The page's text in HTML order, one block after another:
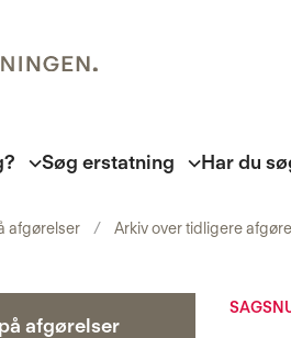
Søg erstatning Har du
afgørelser Arkiv over tidligere
afgørelser